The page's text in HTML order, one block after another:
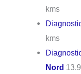
kms
kms
Nord